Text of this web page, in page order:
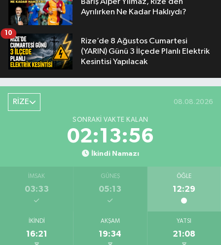
Barış Alper Yılmaz, Rize’den
Ayrılırken Ne Kadar Haklıydı?
Rize’de 8 Ağustos Cumartesi
(YARIN) Günü 3 İlçede Planlı Elektrik
Kesintisi Yapılacak
10
RİZE 08.08.2026
SONRAKI VAKTE KALAN
02:13:55
İkindi Namazı
İMSAK
03:33
GÜNEŞ
05:13
ÖĞLE
12:29
İKINDI
16:21
AKŞAM
19:34
YATSI
21:08